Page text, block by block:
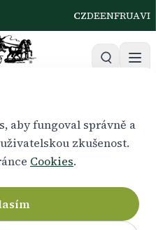
CZDEENFRUAVI
SLUŽBY
hrobu
aby fungoval správně a
zkušenost.
Cookies.